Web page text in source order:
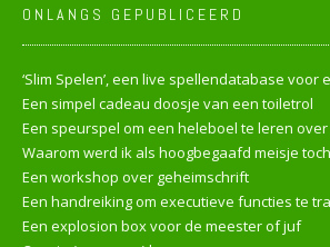
ONLANGS GEPUBLICEERD
‘Slim Spelen’, een live spellendatabase voor
Een simpel cadeau doosje van een toiletrol
Een speurspel om een heleboel te leren
Waarom werd ik als hoogbegaafd meisje
Een workshop over geheimschrift
Een handreiking om executieve functies te
Een explosion box voor de meester of juf